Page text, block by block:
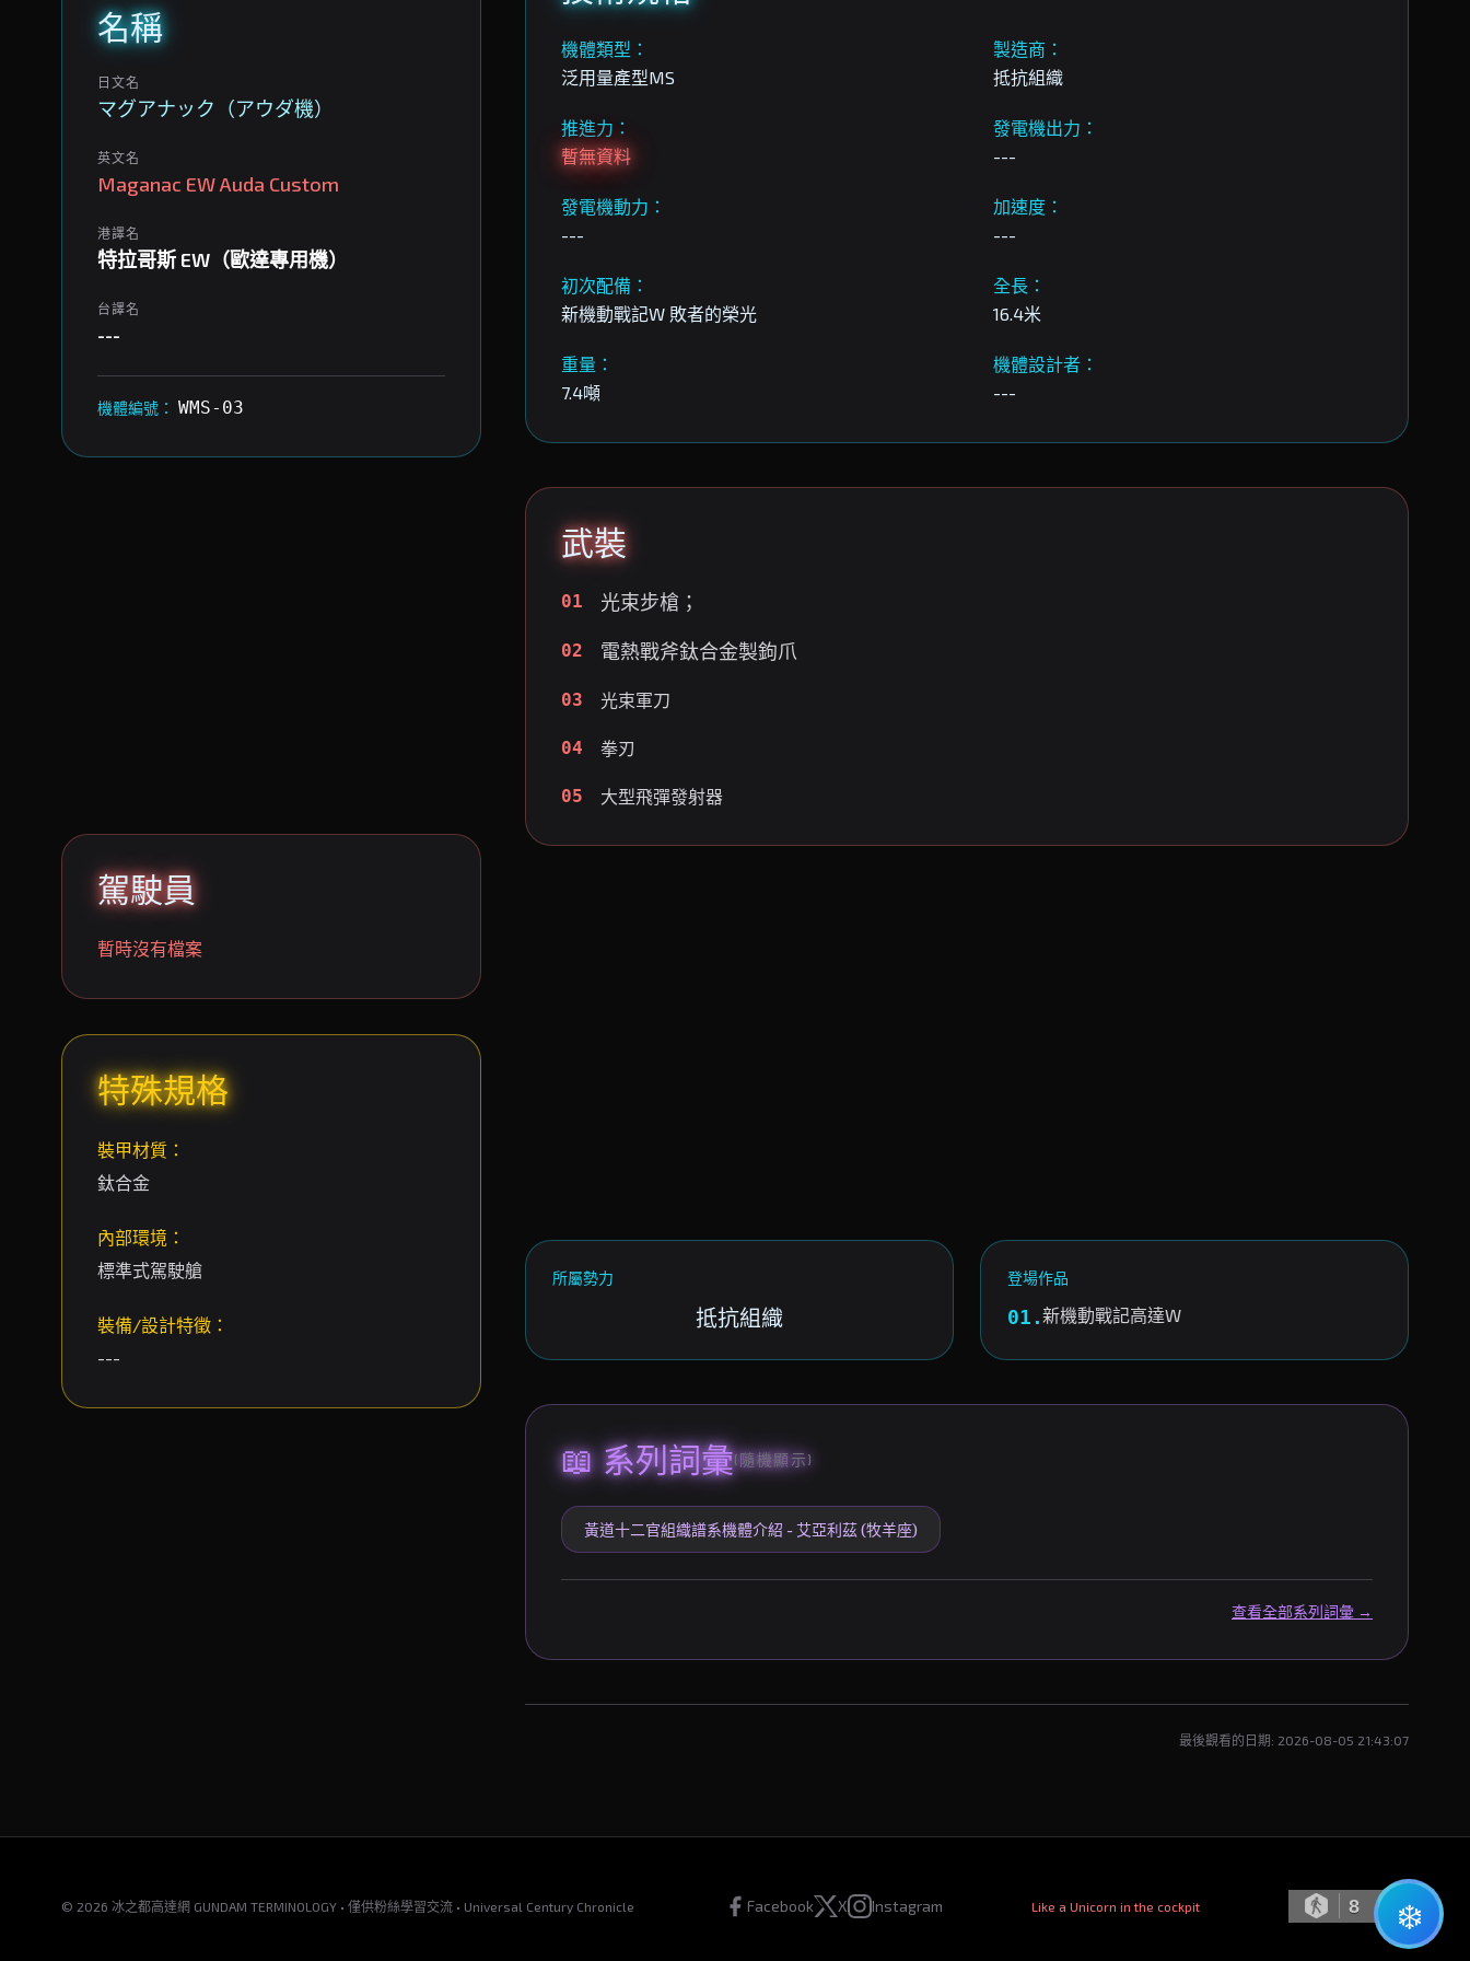
名稱
日文名
マグアナック（アウダ機）
英文名
Maganac EW Auda Custom
港譯名
特拉哥斯 EW（歐達專用機）
台譯名
---
機體編號： WMS-03
駕駛員
暫時沒有檔案
特殊規格
裝甲材質：
鈦合金
內部環境：
標準式駕駛艙
裝備/設計特徵：
---
機體類型：
泛用量產型MS
製造商：
抵抗組織
推進力：
暫無資料
發電機出力：
---
發電機動力：
---
加速度：
---
初次配備：
新機動戰記W 敗者的榮光
全長：
16.4米
重量：
7.4噸
機體設計者：
---
武裝
01 光束步槍；
02 電熱戰斧鈦合金製鉤爪
03 光束軍刀
04 拳刃
05 大型飛彈發射器
所屬勢力
抵抗組織
登場作品
01.新機動戰記高達W
📖 系列詞彙(隨機顯示)
黃道十二官組織譜系機體介紹 - 艾亞利茲 (牧羊座)
查看全部系列詞彙 →
最後觀看的日期: 2026-08-05 21:43:07
❄️
© 2026 冰之都高達網 GUNDAM TERMINOLOGY • 僅供粉絲學習交流 • Universal Century Chronicle Facebook X Instagram Like a Unicorn in the cockpit 8